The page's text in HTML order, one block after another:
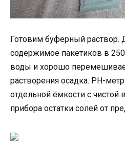
Готовим буферный раствор.
содержимое пакетиков в
воды и хорошо
растворения осадка. PH-
отдельной ёмкости с чистой
прибора остатки солей от